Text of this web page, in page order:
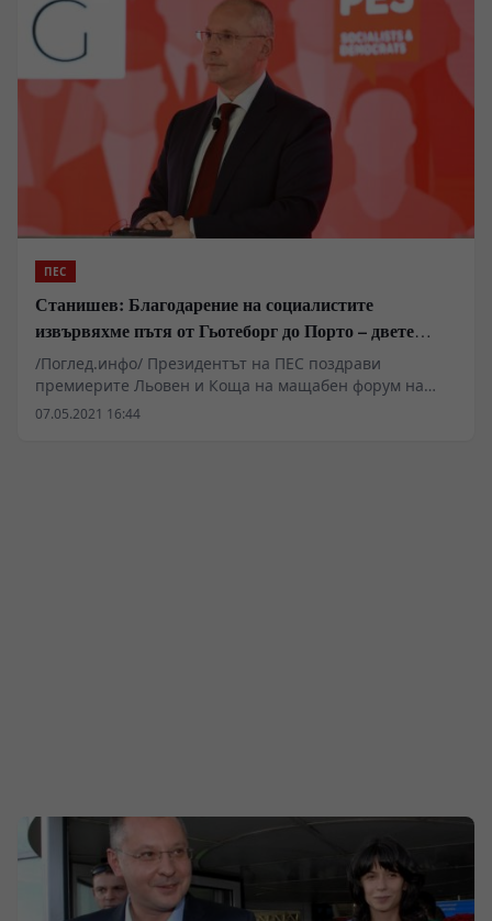
ПЕС
Станишев: Благодарение на социалистите
извървяхме пътя от Гьотеборг до Порто – двете
лидерски срещи, които съживиха Социална Европа!
/Поглед.инфо/ Президентът на ПЕС поздрави
премиерите Льовен и Коща на мащабен форум на
ПЕС в португалския град Левите, в лицето на
07.05.2021 16:44